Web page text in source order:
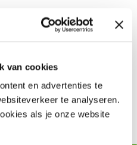
van cookies
en advertenties te
te analyseren.
als je onze website
verklaring is een
het coronavirus. Bij de
wattenstaaf een uitstrijkje
24 tot 48 uur later krijgt